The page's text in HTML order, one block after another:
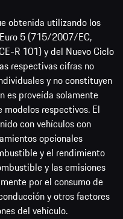
obtenida utilizando los
5 (715/2007/EC,
R 101) y del Nuevo Ciclo
respectivas cifras no
y no constituyen
es proveída solamente
respectivos. El
con vehículos con
opcionales
y el rendimiento
y las emisiones
por el consumo de
y otros factores
del vehículo.